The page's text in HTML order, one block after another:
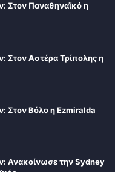
Στον Παναθηναϊκό η
Στον Αστέρα Τρίπολης η
Στον Βόλο η Ezmiralda
Ανακοίνωσε την Sydney